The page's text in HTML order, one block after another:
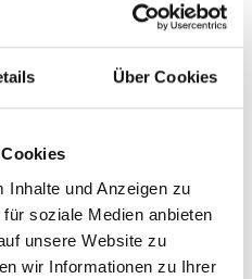
Über Cookies
Inhalte und Anzeigen zu
soziale Medien anbieten
unsere Website zu
wir Informationen zu Ihrer
Material
Serial number
-
red gold